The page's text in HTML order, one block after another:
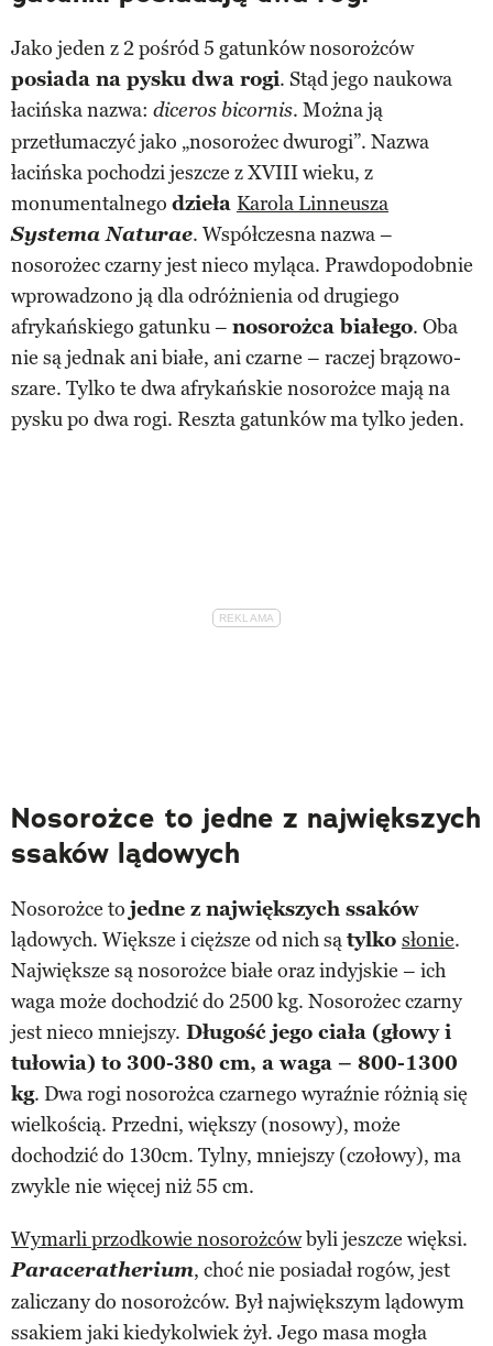
Jako jeden z 2 pośród 5 gatunków nosorożców
posiada na pysku dwa rogi. Stąd jego naukowa
łacińska nazwa: diceros bicornis. Można ją
przetłumaczyć jako „nosorożec dwurogi”. Nazwa
łacińska pochodzi jeszcze z XVIII wieku, z
monumentalnego dzieła Karola Linneusza
Systema Naturae. Współczesna nazwa –
nosorożec czarny jest nieco myląca. Prawdopodobnie
wprowadzono ją dla odróżnienia od drugiego
afrykańskiego gatunku – nosorożca białego. Oba
nie są jednak ani białe, ani czarne – raczej brązowo-
szare. Tylko te dwa afrykańskie nosorożce mają na
pysku po dwa rogi. Reszta gatunków ma tylko jeden.
Nosorożce to jedne z największych
ssaków lądowych
Nosorożce to jedne z największych ssaków
lądowych. Większe i cięższe od nich sątylko słonie.
Największe są nosorożce białe oraz indyjskie – ich
waga może dochodzić do 2500 kg. Nosorożec czarny
jest nieco mniejszy. Długość jego ciała (głowy i
tułowia) to 300-380 cm, a waga – 800-1300
kg. Dwa rogi nosorożca czarnego wyraźnie różnią się
wielkością. Przedni, większy (nosowy), może
dochodzić do 130cm. Tylny, mniejszy (czołowy), ma
zwykle nie więcej niż 55 cm.
Wymarli przodkowie nosorożcówbyli jeszcze więksi.
Paraceratherium, choć nie posiadał rogów, jest
zaliczany do nosorożców. Był największym lądowym
ssakiem jaki kiedykolwiek żył. Jego masa mogła